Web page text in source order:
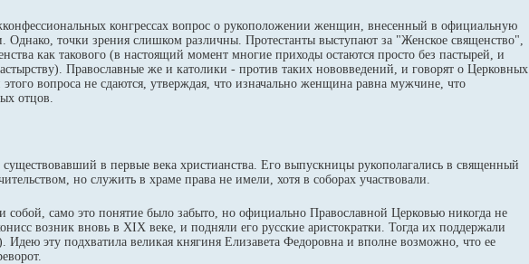
конгрессах вопрос о рукоположении женщин, внесенный в официальную
Однако, точки зрения слишком различны. Протестанты выступают за "Женское священство",
как такового (в настоящий момент многие приходы остаются просто без пастырей, и
Православные же и католики - против таких нововведений, и говорят о Церковных
вопроса не сдаются, утверждая, что изначально женщина равна мужчине, что
отцов.
в первые века христианства. Его выпускницы рукополагались в священный
но служить в храме права не имели, хотя в соборах участвовали.
собой, само это понятие было забыто, но официально Православной Церковью никогда не
возник вновь в XIX веке, и подняли его русские аристократки. Тогда их поддержали
эту подхватила великая княгиня Елизавета Федоровна и вполне возможно, что ее